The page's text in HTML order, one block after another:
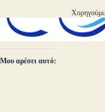
Μου αρέσει αυτό: